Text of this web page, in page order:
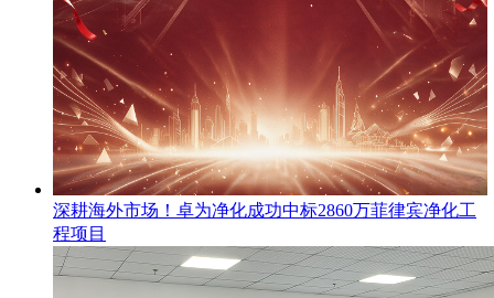
​深耕海外市场！卓为净化成功中标2860万菲律宾净化工
程项目